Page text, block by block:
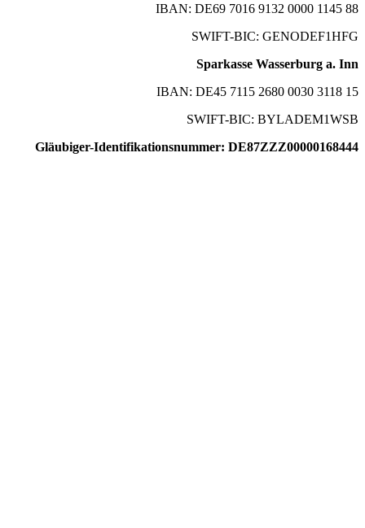
IBAN: DE69 7016 9132 0000 1145 88
SWIFT-BIC: GENODEF1HFG
Sparkasse Wasserburg a. Inn
IBAN: DE45 7115 2680 0030 3118 15
SWIFT-BIC: BYLADEM1WSB
Gläubiger-Identifikationsnummer: DE87ZZZ00000168444